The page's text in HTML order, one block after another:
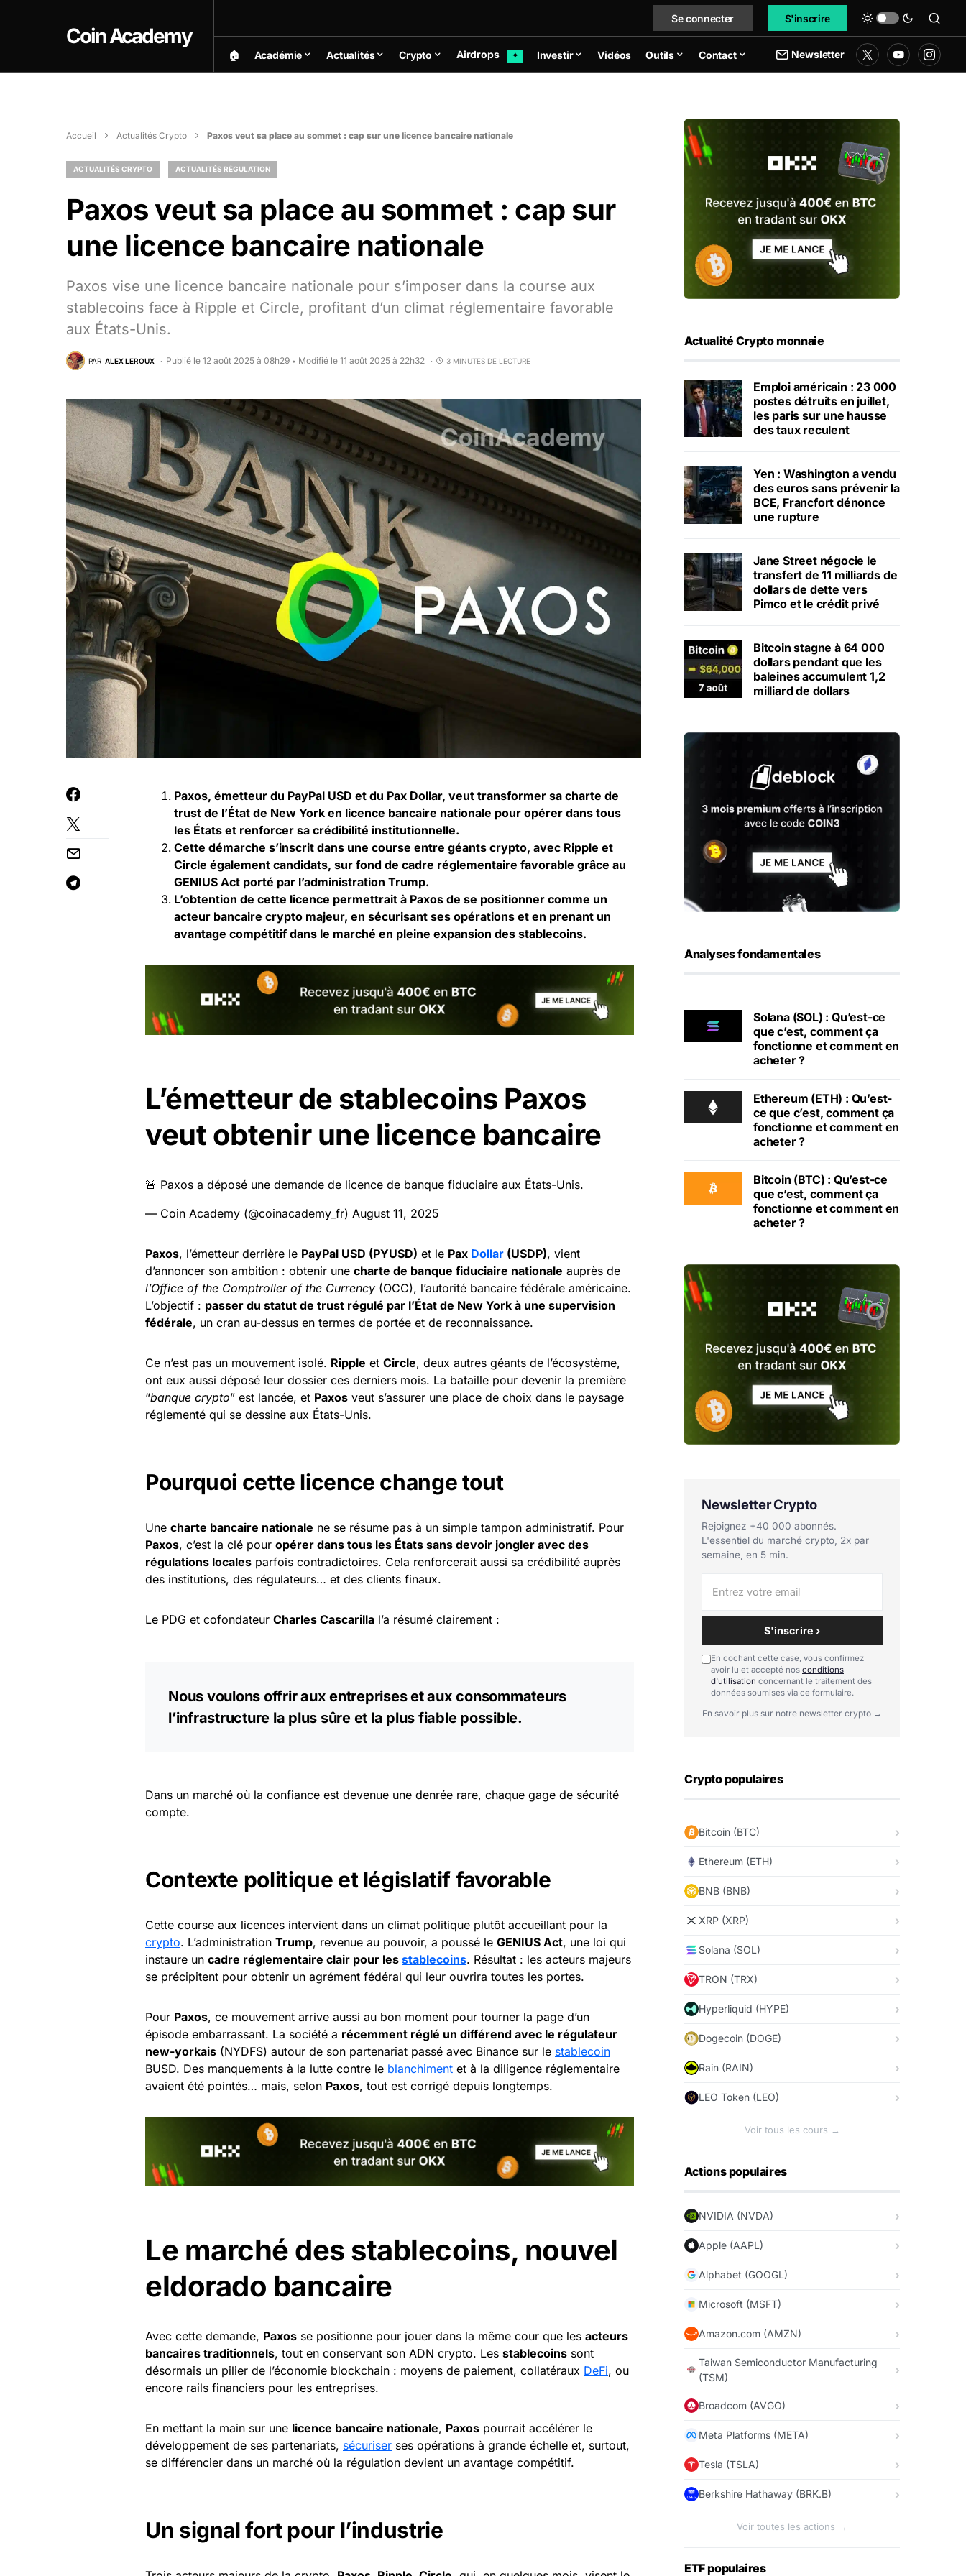
Coin Academy
Se connecter S'inscrire
🏠︎ Académie Actualités Crypto Airdrops ✦ Investir Vidéos Outils Contact Newsletter
Accueil Actualités Crypto Paxos veut sa place au sommet : cap sur une licence bancaire nationale
ACTUALITÉS CRYPTO ACTUALITÉS RÉGULATION
Paxos veut sa place au sommet : cap sur
une licence bancaire nationale
Paxos vise une licence bancaire nationale pour s’imposer dans la course aux
stablecoins face à Ripple et Circle, profitant d’un climat réglementaire favorable
aux États-Unis.
PAR ALEX LEROUX Publié le 12 août 2025 à 08h29 • Modifié le 11 août 2025 à 22h32 3 MINUTES DE LECTURE
Paxos, émetteur du PayPal USD et du Pax Dollar, veut transformer sa charte de
trust de l’État de New York en licence bancaire nationale pour opérer dans tous
les États et renforcer sa crédibilité institutionnelle.
Cette démarche s’inscrit dans une course entre géants crypto, avec Ripple et
Circle également candidats, sur fond de cadre réglementaire favorable grâce au
GENIUS Act porté par l’administration Trump.
L’obtention de cette licence permettrait à Paxos de se positionner comme un
acteur bancaire crypto majeur, en sécurisant ses opérations et en prenant un
avantage compétitif dans le marché en pleine expansion des stablecoins.
L’émetteur de stablecoins Paxos
veut obtenir une licence bancaire
🚨 Paxos a déposé une demande de licence de banque fiduciaire aux États-Unis.
— Coin Academy (@coinacademy_fr) August 11, 2025
Paxos, l’émetteur derrière le PayPal USD (PYUSD) et le Pax Dollar (USDP), vient
d’annoncer son ambition : obtenir une charte de banque fiduciaire nationale auprès de
l’Office of the Comptroller of the Currency (OCC), l’autorité bancaire fédérale américaine.
L’objectif : passer du statut de trust régulé par l’État de New York à une supervision
fédérale, un cran au-dessus en termes de portée et de reconnaissance.
Ce n’est pas un mouvement isolé. Ripple et Circle, deux autres géants de l’écosystème,
ont eux aussi déposé leur dossier ces derniers mois. La bataille pour devenir la première
“banque crypto” est lancée, et Paxos veut s’assurer une place de choix dans le paysage
réglementé qui se dessine aux États-Unis.
Pourquoi cette licence change tout
Une charte bancaire nationale ne se résume pas à un simple tampon administratif. Pour
Paxos, c’est la clé pour opérer dans tous les États sans devoir jongler avec des
régulations locales parfois contradictoires. Cela renforcerait aussi sa crédibilité auprès
des institutions, des régulateurs… et des clients finaux.
Le PDG et cofondateur Charles Cascarilla l’a résumé clairement :
Nous voulons offrir aux entreprises et aux consommateurs
l’infrastructure la plus sûre et la plus fiable possible.
Dans un marché où la confiance est devenue une denrée rare, chaque gage de sécurité
compte.
Contexte politique et législatif favorable
Cette course aux licences intervient dans un climat politique plutôt accueillant pour la
crypto. L’administration Trump, revenue au pouvoir, a poussé le GENIUS Act, une loi qui
instaure un cadre réglementaire clair pour les stablecoins. Résultat : les acteurs majeurs
se précipitent pour obtenir un agrément fédéral qui leur ouvrira toutes les portes.
Pour Paxos, ce mouvement arrive aussi au bon moment pour tourner la page d’un
épisode embarrassant. La société a récemment réglé un différend avec le régulateur
new-yorkais (NYDFS) autour de son partenariat passé avec Binance sur le stablecoin
BUSD. Des manquements à la lutte contre le blanchiment et à la diligence réglementaire
avaient été pointés… mais, selon Paxos, tout est corrigé depuis longtemps.
Le marché des stablecoins, nouvel
eldorado bancaire
Avec cette demande, Paxos se positionne pour jouer dans la même cour que les acteurs
bancaires traditionnels, tout en conservant son ADN crypto. Les stablecoins sont
désormais un pilier de l’économie blockchain : moyens de paiement, collatéraux DeFi, ou
encore rails financiers pour les entreprises.
En mettant la main sur une licence bancaire nationale, Paxos pourrait accélérer le
développement de ses partenariats, sécuriser ses opérations à grande échelle et, surtout,
se différencier dans un marché où la régulation devient un avantage compétitif.
Un signal fort pour l’industrie
Actualité Crypto monnaie
Emploi américain : 23 000
postes détruits en juillet,
les paris sur une hausse
des taux reculent
Yen : Washington a vendu
des euros sans prévenir la
BCE, Francfort dénonce
une rupture
Jane Street négocie le
transfert de 11 milliards de
dollars de dette vers
Pimco et le crédit privé
Bitcoin stagne à 64 000
dollars pendant que les
baleines accumulent 1,2
milliard de dollars
Analyses fondamentales
Solana (SOL) : Qu’est-ce
que c’est, comment ça
fonctionne et comment en
acheter ?
Ethereum (ETH) : Qu’est-
ce que c’est, comment ça
fonctionne et comment en
acheter ?
Bitcoin (BTC) : Qu’est-ce
que c’est, comment ça
fonctionne et comment en
acheter ?
Newsletter Crypto
Rejoignez +40 000 abonnés.
L'essentiel du marché crypto, 2x par
semaine, en 5 min.
S'inscrire ›
En cochant cette case, vous confirmez
avoir lu et accepté nos conditions
d'utilisation concernant le traitement des
données soumises via ce formulaire.
En savoir plus sur notre newsletter crypto →
Crypto populaires
Bitcoin (BTC)
Ethereum (ETH)
BNB (BNB)
XRP (XRP)
Solana (SOL)
TRON (TRX)
Hyperliquid (HYPE)
Dogecoin (DOGE)
Rain (RAIN)
LEO Token (LEO)
Voir tous les cours →
Actions populaires
NVIDIA (NVDA)
Apple (AAPL)
Alphabet (GOOGL)
Microsoft (MSFT)
Amazon.com (AMZN)
Taiwan Semiconductor Manufacturing
(TSM)
Broadcom (AVGO)
Meta Platforms (META)
Tesla (TSLA)
Berkshire Hathaway (BRK.B)
Voir toutes les actions →
ETF populaires